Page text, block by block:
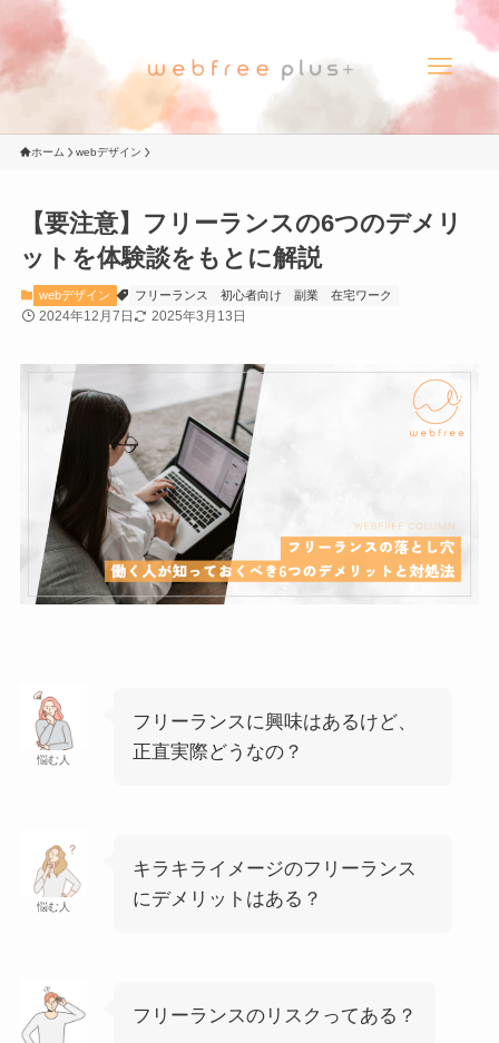
ホーム webデザイン
【要注意】フリーランスの6つのデメリ
ットを体験談をもとに解説
webデザイン フリーランス 初心者向け 副業 在宅ワーク
2024年12月7日 2025年3月13日
悩む人
フリーランスに興味はあるけど、
正直実際どうなの？
悩む人
キラキライメージのフリーランス
にデメリットはある？
フリーランスのリスクってある？